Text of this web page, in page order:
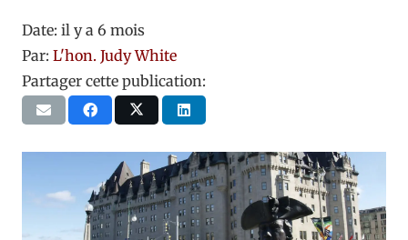
Date: il y a 6 mois
Par: L'hon. Judy White
Partager cette publication: